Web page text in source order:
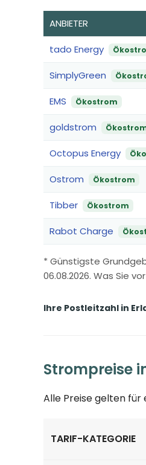
ANBIETER
tado Energy
SimplyGreen
EMS Ökostrom
goldstrom
Octopus Energy
Ostrom Ökostrom
Tibber Ökostrom
Rabot Charge
* Günstigste
06.08.2026. Was Sie
Ihre Postleitzahl in
Strompreise
Alle Preise gelten
TARIF-KATEGORIE